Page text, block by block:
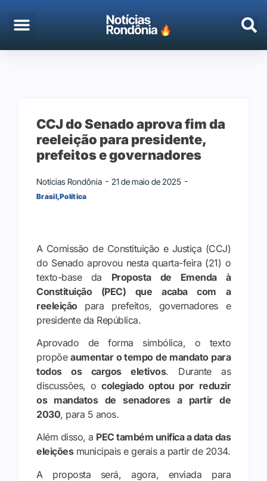
CCJ do Senado aprova fim da
reeleição para presidente,
prefeitos e governadores
Notícias Rondônia 21 de maio de 2025
Brasil,Política
A Comissão de Constituição e Justiça (CCJ)
do Senado aprovou nesta quarta-feira (21) o
texto-base da Proposta de Emenda à
Constituição (PEC) que acaba com a
reeleiçãopara prefeitos, governadores e
presidente da República.
Aprovado de forma simbólica, o texto
propõeaumentar o tempo de mandato para
todos os cargos eletivos. Durante as
discussões, ocolegiado optou por reduzir
os mandatos de senadores a partir de
2030, para 5 anos.
Além disso, a PEC também unifica a data das
eleiçõesmunicipais e gerais a partir de 2034.
A proposta será, agora, enviada para